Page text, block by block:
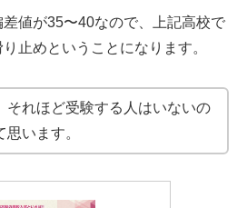
値が35〜40なので、上記高校で
止めということになります。
それほど受験する人はいないの
います。